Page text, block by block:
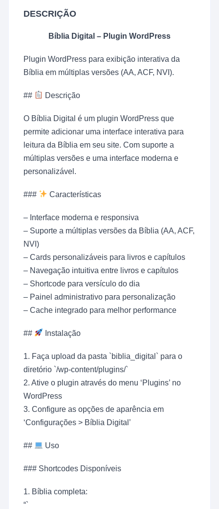
DESCRIÇÃO
Bíblia Digital – Plugin WordPress
Plugin WordPress para exibição interativa da
Bíblia em múltiplas versões (AA, ACF, NVI).
## Descrição
O Bíblia Digital é um plugin WordPress que
permite adicionar uma interface interativa para
leitura da Bíblia em seu site. Com suporte a
múltiplas versões e uma interface moderna e
personalizável.
### Características
– Interface moderna e responsiva
– Suporte a múltiplas versões da Bíblia (AA, ACF,
NVI)
– Cards personalizáveis para livros e capítulos
– Navegação intuitiva entre livros e capítulos
– Shortcode para versículo do dia
– Painel administrativo para personalização
– Cache integrado para melhor performance
## Instalação
1. Faça upload da pasta `biblia_digital` para o
diretório `/wp-content/plugins/`
2. Ative o plugin através do menu ‘Plugins’ no
WordPress
3. Configure as opções de aparência em
‘Configurações > Bíblia Digital’
## Uso
### Shortcodes Disponíveis
1. Bíblia completa:
“`